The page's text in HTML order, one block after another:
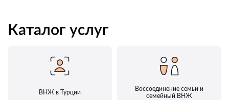
Каталог услуг
ВНЖ в Турции
Воссоединение семьи и
семейный ВНЖ